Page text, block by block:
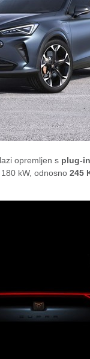
opremljen s plug-
kW, odnosno 245